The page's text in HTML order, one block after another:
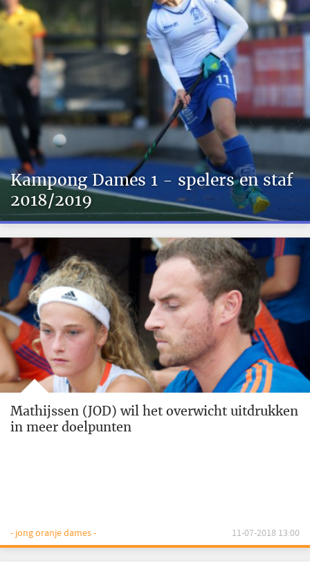
Kampong Dames 1 - spelers en staf
2018/2019
Mathijssen (JOD) wil het overwicht uitdrukken
in meer doelpunten
- jong oranje dames - 11-07-2018 13:00